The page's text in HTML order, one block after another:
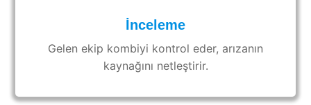
İnceleme
Gelen ekip kombiyi kontrol eder, arızanın
kaynağını netleştirir.